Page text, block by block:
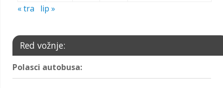
« tra
lip »
Red vožnje:
Polasci autobusa: